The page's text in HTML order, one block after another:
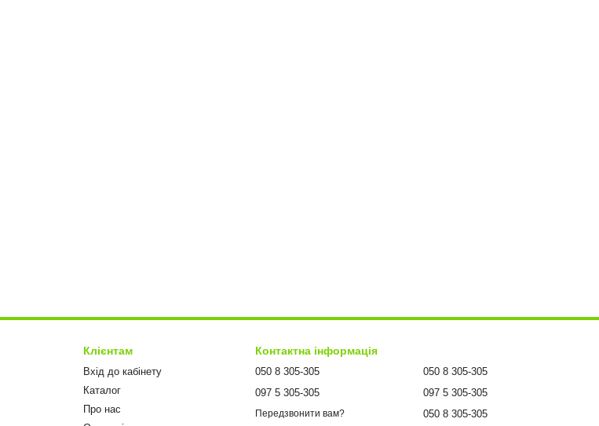
Клієнтам
Вхід до кабінету
Каталог
Про нас
Контактна інформація
050 8 305-305
097 5 305-305
Передзвонити вам?
050 8 305-305
097 5 305-305
050 8 305-305